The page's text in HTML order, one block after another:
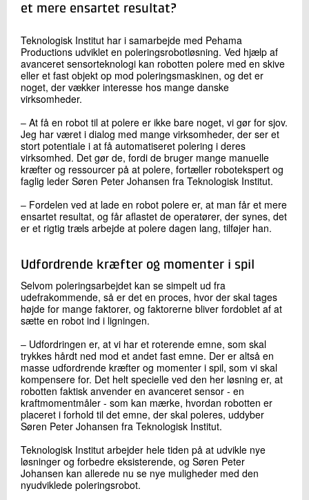
Send
et mere ensartet resultat?
Teknologisk Institut har i samarbejde med Pehama
Productions udviklet en poleringsrobotløsning. Ved hjælp af
avanceret sensorteknologi kan robotten polere med en skive
eller et fast objekt op mod poleringsmaskinen, og det er
noget, der vækker interesse hos mange danske
virksomheder.
‒ At få en robot til at polere er ikke bare noget, vi gør for sjov.
Jeg har været i dialog med mange virksomheder, der ser et
stort potentiale i at få automatiseret polering i deres
virksomhed. Det gør de, fordi de bruger mange manuelle
kræfter og ressourcer på at polere, fortæller robotekspert og
faglig leder Søren Peter Johansen fra Teknologisk Institut.
‒ Fordelen ved at lade en robot polere er, at man får et mere
ensartet resultat, og får aflastet de operatører, der synes, det
er et rigtig træls arbejde at polere dagen lang, tilføjer han.
Udfordrende kræfter og momenter i spil
Selvom poleringsarbejdet kan se simpelt ud fra
udefrakommende, så er det en proces, hvor der skal tages
højde for mange faktorer, og faktorerne bliver fordoblet af at
sætte en robot ind i ligningen.
‒ Udfordringen er, at vi har et roterende emne, som skal
trykkes hårdt ned mod et andet fast emne. Der er altså en
masse udfordrende kræfter og momenter i spil, som vi skal
kompensere for. Det helt specielle ved den her løsning er, at
robotten faktisk anvender en avanceret sensor - en
kraftmomentmåler - som kan mærke, hvordan robotten er
placeret i forhold til det emne, der skal poleres, uddyber
Søren Peter Johansen fra Teknologisk Institut.
Teknologisk Institut arbejder hele tiden på at udvikle nye
løsninger og forbedre eksisterende, og Søren Peter
Johansen kan allerede nu se nye muligheder med den
nyudviklede poleringsrobot.